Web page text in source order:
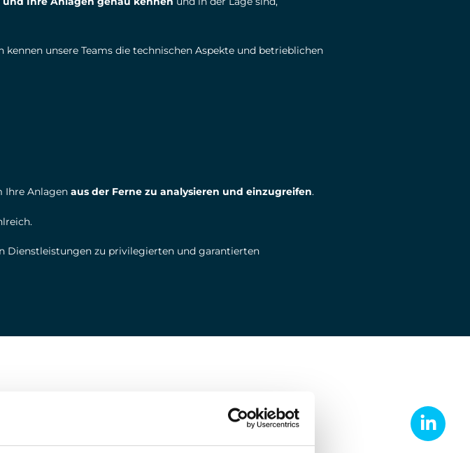
unsere Teams die technischen Aspekte und betrieblichen
Ihre Anlagenaus der Ferne zu analysieren und einzugreifen.
Dienstleistungen zu privilegierten und garantierten
Dienstleistungen: